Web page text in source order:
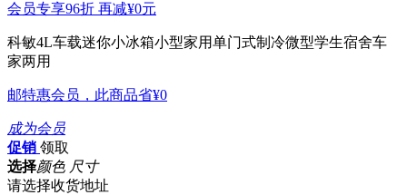
会员专享96折 再减¥0元
科敏4L车载迷你小冰箱小型家用单门式制冷微型学生宿舍车
家两用
邮特惠会员，此商品省¥0
成为会员
促销 领取
选择颜色 尺寸
请选择收货地址